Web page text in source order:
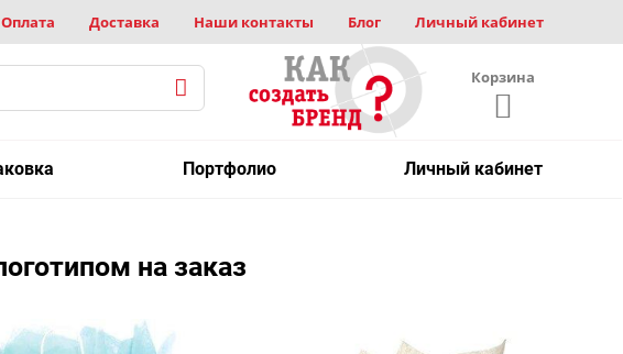
Оплата Доставка Наши контакты Блог Личный кабинет
Корзина
Портфолио Личный кабинет
на заказ